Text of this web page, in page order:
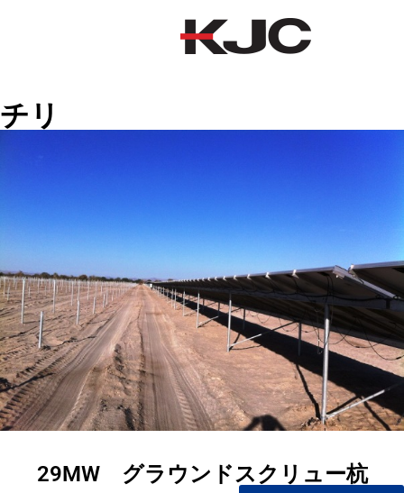
チリ
29MW グラウンドスクリュー杭